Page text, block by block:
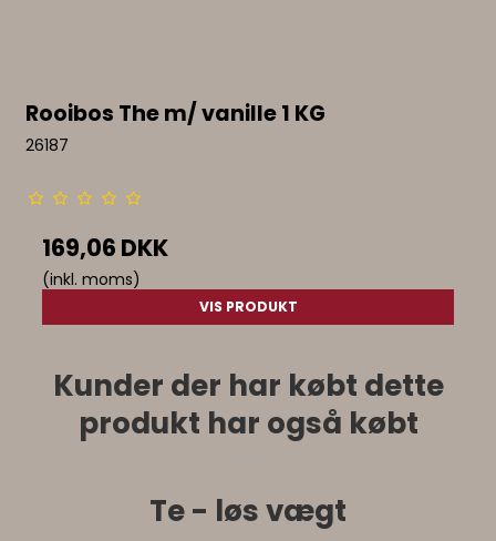
Rooibos The m/ vanille 1 KG
26187
169,06 DKK
(inkl. moms)
VIS PRODUKT
Kunder der har købt dette
produkt har også købt
Te - løs vægt